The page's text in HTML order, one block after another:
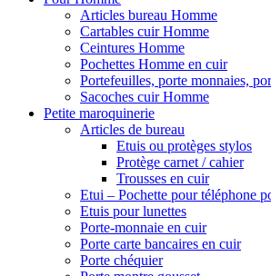
Articles bureau Homme
Cartables cuir Homme
Ceintures Homme
Pochettes Homme en cuir
Portefeuilles, porte monnaies,
Sacoches cuir Homme
Petite maroquinerie
Articles de bureau
Etuis ou protèges stylos
Protège carnet / cahier
Trousses en cuir
Etui – Pochette pour téléphone
Etuis pour lunettes
Porte-monnaie en cuir
Porte carte bancaires en cuir
Porte chéquier